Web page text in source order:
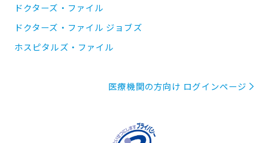
ドクターズ・ファイル
ドクターズ・ファイル ジョブズ
ホスピタルズ・ファイル
医療機関の方向け ログインページ